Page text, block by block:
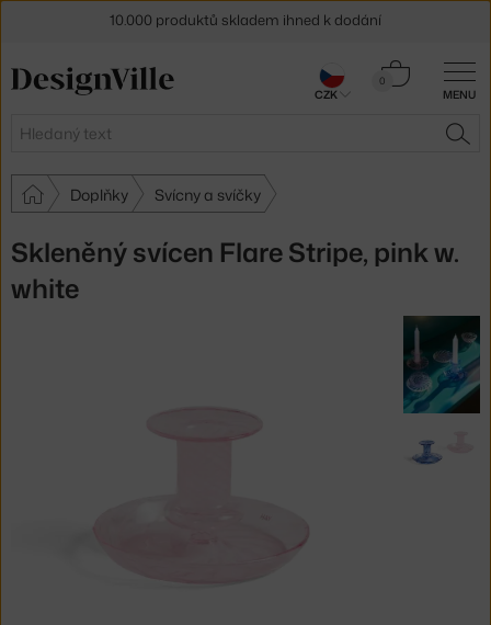
MENU
Hledat
0
Košík
Doplňky Svícny a svíčky
Skleněný svícen Flare Stripe, pink w.
white
10.000 produktů skladem ihned k dodání
30 dní na vrácení zbožíCZK